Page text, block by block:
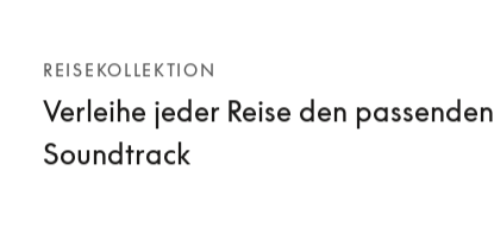
REISEKOLLEKTION
Verleihe jeder Reise den passenden
Soundtrack